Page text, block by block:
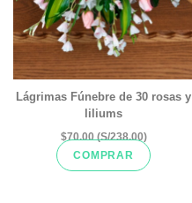
Lágrimas Fúnebre de 30 rosas y
liliums
$70.00 (S/238.00)
COMPRAR